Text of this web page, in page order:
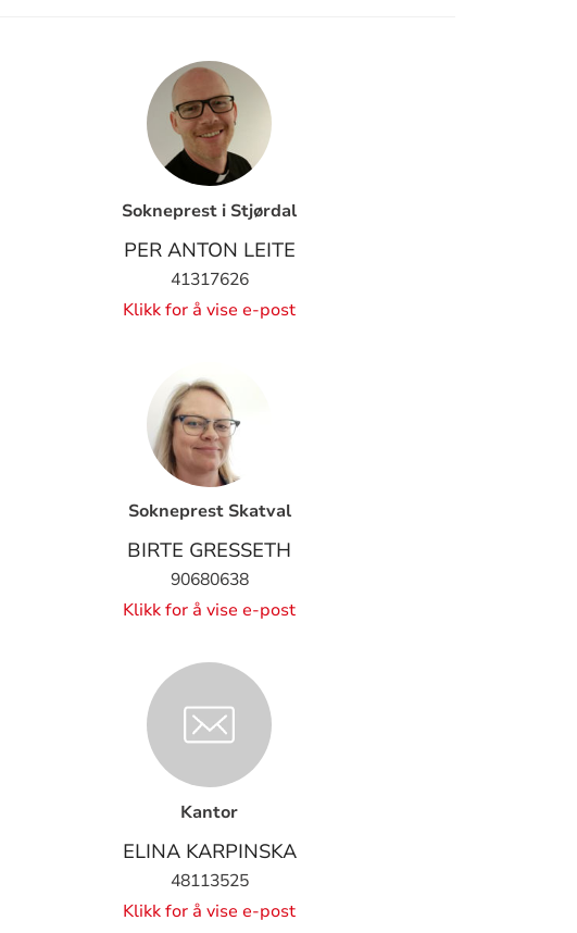
Sokneprest i Stjørdal
PER ANTON LEITE
41317626
Klikk for å vise e-post
Sokneprest Skatval
BIRTE GRESSETH
90680638
Klikk for å vise e-post
Kantor
ELINA KARPINSKA
48113525
Klikk for å vise e-post